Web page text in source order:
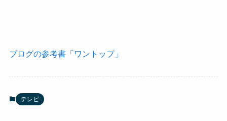
ブログの参考書「ワントップ」
テレビ